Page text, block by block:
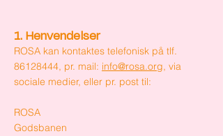
1. Henvendelser
ROSA kan kontaktes telefonisk på tlf.
86128444, pr. mail: info@rosa.org, via
sociale medier, eller pr. post til:
ROSA
Godsbanen